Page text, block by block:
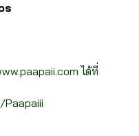
ได้ที่
Paapaiii